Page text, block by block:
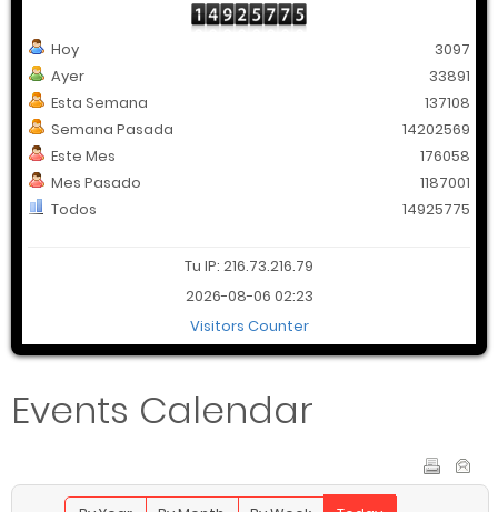
Hoy
Ayer
Esta Semana
Semana Pasada
Este Mes
Mes Pasado
Todos
3097
33891
137108
14202569
176058
1187001
14925775
Tu IP: 216.73.216.79
2026-08-06 02:23
Visitors Counter
Events Calendar